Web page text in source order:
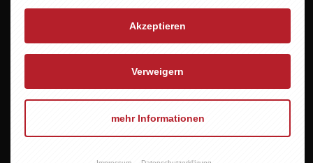
Akzeptieren
Verweigern
mehr Informationen